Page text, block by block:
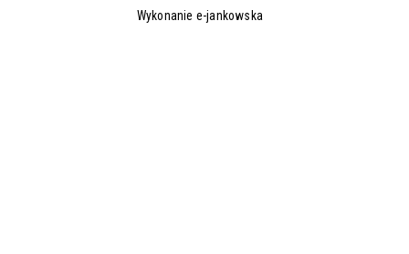
Wykonanie e-jankowska